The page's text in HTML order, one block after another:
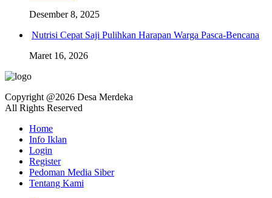
Desember 8, 2025
Nutrisi Cepat Saji Pulihkan Harapan Warga Pasca-Bencana
Maret 16, 2026
Copyright @2026 Desa Merdeka
All Rights Reserved
Home
Info Iklan
Login
Register
Pedoman Media Siber
Tentang Kami